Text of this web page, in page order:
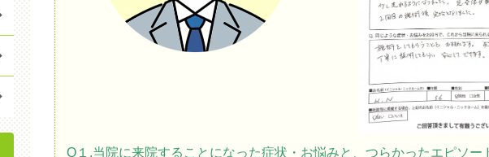
Q１.当院に来院することになった症状・お悩みと、つらかったエピソー